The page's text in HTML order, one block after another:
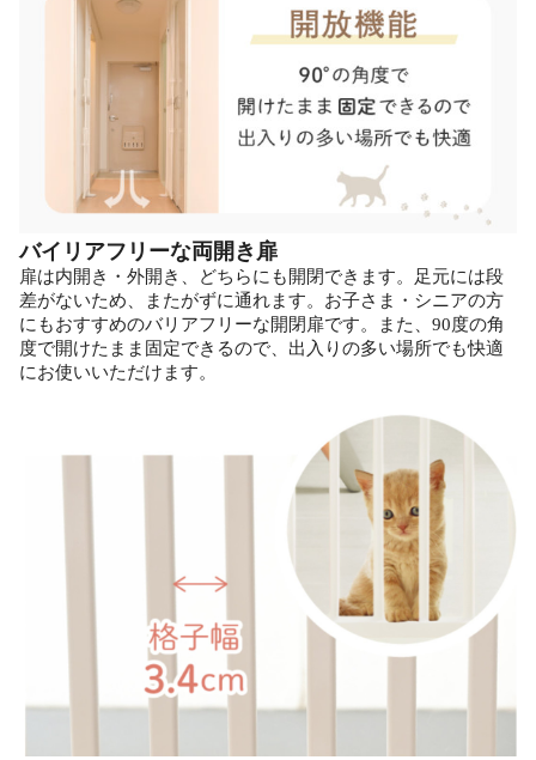
バイリアフリーな両開き扉
扉は内開き・外開き、どちらにも開閉できます。足元には段
差がないため、またがずに通れます。お子さま・シニアの方
にもおすすめのバリアフリーな開閉扉です。また、90度の角
度で開けたまま固定できるので、出入りの多い場所でも快適
にお使いいただけます。